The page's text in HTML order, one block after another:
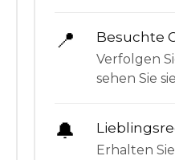
📍 Besuchte
Verfolgen
sehen Sie
🔔
Erhalten